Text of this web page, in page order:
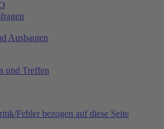
Ausbauten
und Treffen
Fehler bezogen auf diese Seite